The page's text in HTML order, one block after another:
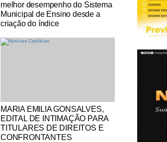
melhor desempenho do Sistema
Municipal de Ensino desde a
criação do índice
Notícias Católicas
MARIA EMILIA GONSALVES,
EDITAL DE INTIMAÇÃO PARA
TITULARES DE DIREITOS E
CONFRONTANTES